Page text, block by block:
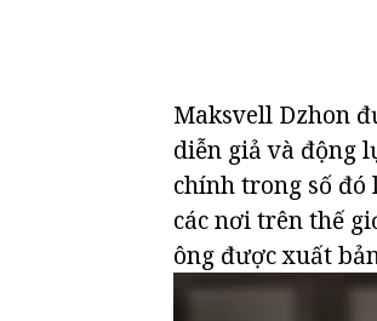
Maksvell Dzhon
diễn giả và động
chính trong số đó
các nơi trên thế
ông được xuất